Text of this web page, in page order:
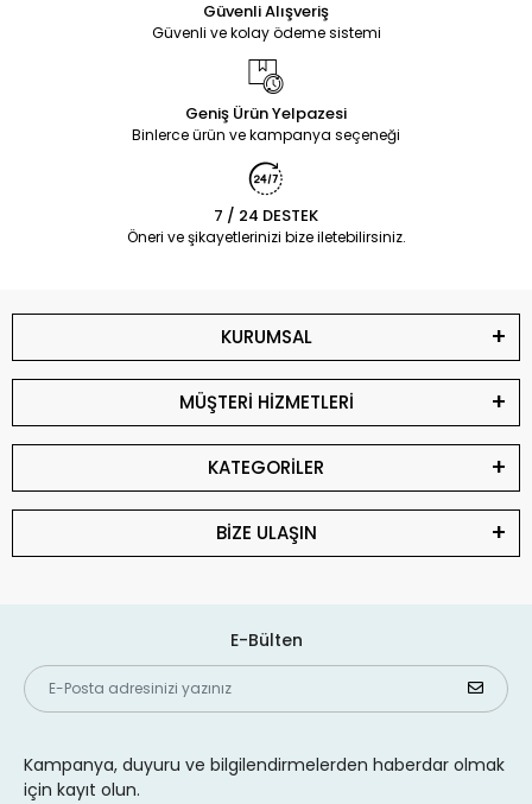
Güvenli Alışveriş
Güvenli ve kolay ödeme sistemi
Geniş Ürün Yelpazesi
Binlerce ürün ve kampanya seçeneği
7 / 24 DESTEK
Öneri ve şikayetlerinizi bize iletebilirsiniz.
KURUMSAL
MÜŞTERİ HİZMETLERİ
KATEGORİLER
BİZE ULAŞIN
E-Bülten
Kampanya, duyuru ve bilgilendirmelerden haberdar olmak
için kayıt olun.